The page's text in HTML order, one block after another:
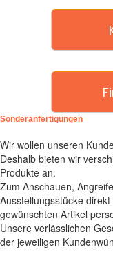
Sonderanfertigungen
Wir wollen unseren
Deshalb bieten wir
Produkte an.
Zum Anschauen,
Ausstellungsstücke
gewünschten Artikel
Unsere verlässlichen
der jeweiligen